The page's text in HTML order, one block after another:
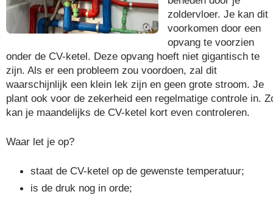
zoldervloer. Je kan dit
voorkomen door een
opvang te voorzien
onder de CV-ketel. Deze opvang hoeft niet gigantisch te
zijn. Als er een probleem zou voordoen, zal dit
waarschijnlijk een klein lek zijn en geen grote stroom. Je
plant ook voor de zekerheid een regelmatige controle in.
kan je maandelijks de CV-ketel kort even controleren.
Waar let je op?
staat de CV-ketel op de gewenste temperatuur;
is de druk nog in orde;